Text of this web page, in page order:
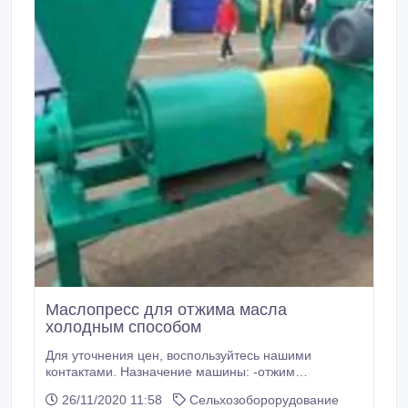
Маслопресс для отжима масла
холодным способом
Для уточнения цен, воспользуйтесь нашими
контактами. Назначение машины: -отжим
растений, - получение жмыха с высоким
26/11/2020 11:58
Сельхозоборорудование